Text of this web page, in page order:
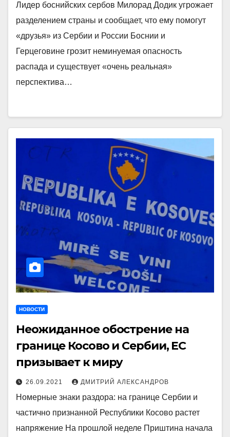
Лидер боснийских сербов Милорад Додик угрожает
разделением страны и сообщает, что ему помогут
«друзья» из Сербии и России Боснии и
Герцеговине грозит неминуемая опасность
распада и существует «очень реальная»
перспектива…
НОВОСТИ
Неожиданное обострение на
границе Косово и Сербии, ЕС
призывает к миру
26.09.2021 ДМИТРИЙ АЛЕКСАНДРОВ
Номерные знаки раздора: на границе Сербии и
частично признанной Республики Косово растет
напряжение На прошлой неделе Приштина начала